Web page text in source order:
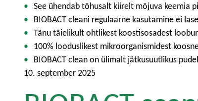
See ühendab tõhusalt kiirelt mõjuva keemia
BIOBACT cleani regulaarne kasutamine ei
Tänu täielikult ohtlikest koostisosadest
100% looduslikest mikroorganismidest
BIOBACT clean on ülimalt jätkusuutlikus
10. september 2025